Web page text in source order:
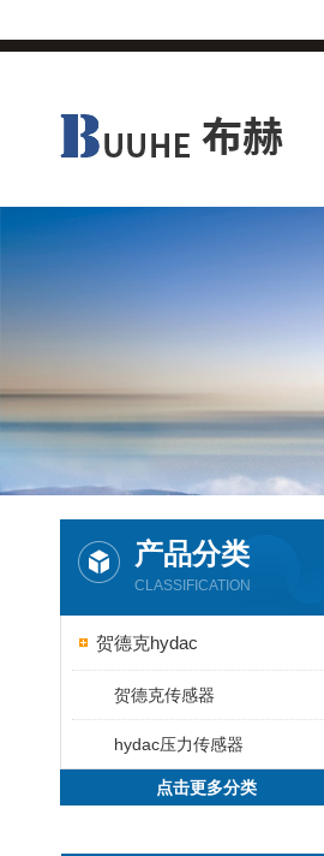
产品分类
CLASSIFICATION
贺德克hydac
贺德克传感器
hydac压力传感器
点击更多分类